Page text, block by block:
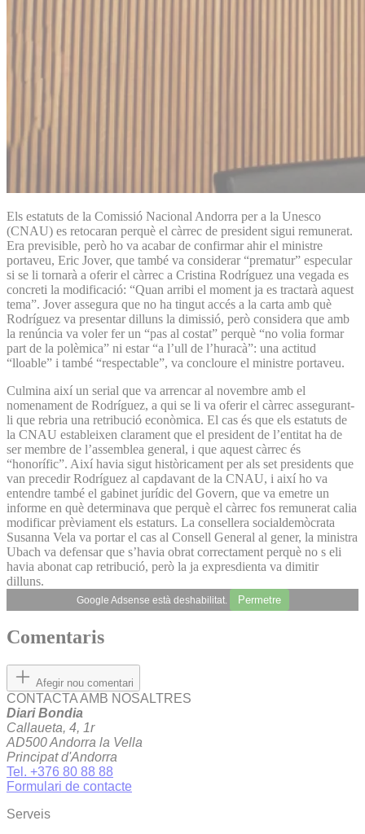
Els estatuts de la Comissió Nacional Andorra per a la Unesco
(CNAU) es retocaran perquè el càrrec de president sigui remunerat.
Era previsible, però ho va acabar de confirmar ahir el ministre
portaveu, Eric Jover, que també va considerar “prematur” especular
si se li tornarà a oferir el càrrec a Cristina Rodríguez una vegada es
concreti la modificació: “Quan arribi el moment ja es tractarà aquest
tema”. Jover assegura que no ha tingut accés a la carta amb què
Rodríguez va presentar dilluns la dimissió, però considera que amb
la renúncia va voler fer un “pas al costat” perquè “no volia formar
part de la polèmica” ni estar “a l’ull de l’huracà”: una actitud
“lloable” i també “respectable”, va concloure el ministre portaveu.
Culmina així un serial que va arrencar al novembre amb el
nomenament de Rodríguez, a qui se li va oferir el càrrec assegurant-
li que rebria una retribució econòmica. El cas és que els estatuts de
la CNAU estableixen clarament que el president de l’entitat ha de
ser membre de l’assemblea general, i que aquest càrrec és
“honorífic”. Així havia sigut històricament per als set presidents que
van precedir Rodríguez al capdavant de la CNAU, i així ho va
entendre també el gabinet jurídic del Govern, que va emetre un
informe en què determinava que perquè el càrrec fos remunerat calia
modificar prèviament els estaturs. La consellera socialdemòcrata
Susanna Vela va portar el cas al Consell General al gener, la ministra
Ubach va defensar que s’havia obrat correctament perquè no s eli
havia abonat cap retribució, però la ja expresdienta va dimitir
dilluns.
Google Adsense està deshabilitat. Permetre
Comentaris
Afegir nou comentari
CONTACTA AMB NOSALTRES
Diari Bondia
Callaueta, 4, 1r
AD500 Andorra la Vella
Principat d'Andorra
Tel. +376 80 88 88
Formulari de contacte
Serveis